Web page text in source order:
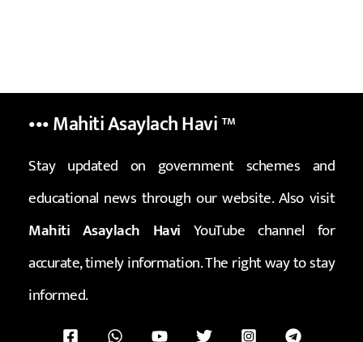
••• Mahiti Asaylach Havi™
Stay updated on government schemes and
educational news through our website. Also visit
Mahiti Asaylach Havi YouTube channel for
accurate, timely information. The right way to stay
informed.